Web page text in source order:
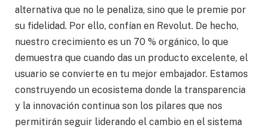
alternativa que no le penaliza, sino que le premie por
su fidelidad. Por ello, confían en Revolut. De hecho,
nuestro crecimiento es un 70 % orgánico, lo que
demuestra que cuando das un producto excelente, el
usuario se convierte en tu mejor embajador. Estamos
construyendo un ecosistema donde la transparencia
y la innovación continua son los pilares que nos
permitirán seguir liderando el cambio en el sistema